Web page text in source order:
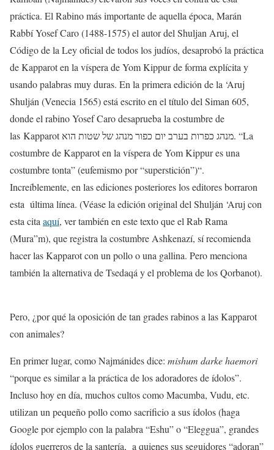
práctica. El Rabino más importante de aquella época, Marán
Rabbí Yosef Caro (1488-1575) el autor del Shuljan Aruj, el
Código de la Ley oficial de todos los judíos, desaprobó la práctica
de Kapparot en la víspera de Yom Kippur de forma explícita y
usando palabras muy duras. En la primera edición de la ‘Aruj
Shulján (Venecia 1565) está escrito en el título del Siman 605,
donde el rabino Yosef Caro desaprueba la costumbre de
las Kapparot מנהג כפרות בערב יום כפור מנהג של שטות הוא. “La
costumbre de Kapparot en la víspera de Yom Kippur es una
costumbre tonta” (eufemismo por “superstición”)“.
Increíblemente, en las ediciones posteriores los editores borraron
esta última línea. (Véase la edición original del Shulján ‘Aruj con
esta citaaquí, ver también en este texto que el Rab Rama
(Mura”m), que registra la costumbre Ashkenazí, sí recomienda
hacer las Kapparot con un pollo o una gallina. Pero menciona
también la alternativa de Tsedaqá y el problema de los Qorbanot).
Pero, ¿por qué la oposición de tan grades rabinos a las Kapparot
con animales?
En primer lugar, como Najmánides dice: mishum darke haemori
“porque es similar a la práctica de los adoradores de ídolos”.
Incluso hoy en día, muchos cultos como Macumba, Vudu, etc.
utilizan un pequeño pollo como sacrificio a sus ídolos (haga
Google por ejemplo con la palabra “Eshu” o “Eleggua”, grandes
ídolos guerreros de la santería, a quienes sus seguidores “adoran”